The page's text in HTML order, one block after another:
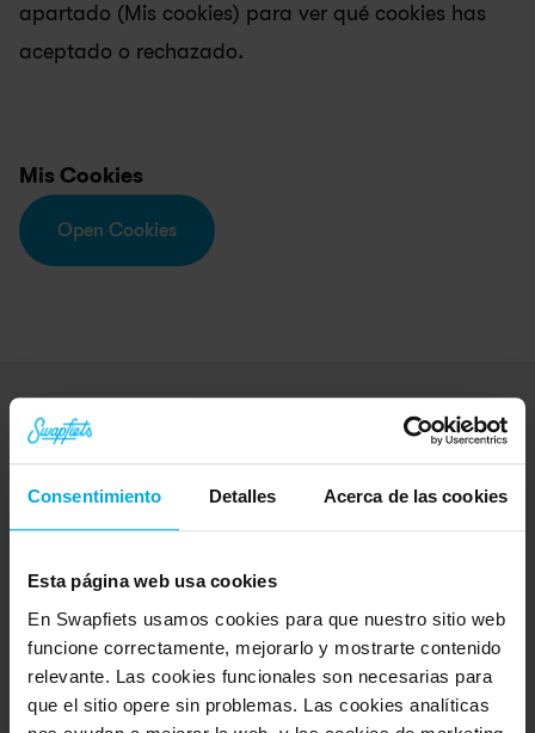
Consentimiento Detalles Acerca de las cookies
Esta página web usa cookies
En Swapfiets usamos cookies para que nuestro sitio web
funcione correctamente, mejorarlo y mostrarte contenido
relevante. Las cookies funcionales son necesarias para
que el sitio opere sin problemas. Las cookies analíticas
apartado (Mis cookies) para ver qué cookies has
aceptado o rechazado.
Mis Cookies
Open Cookies
Explorar
Bicis
Vuelta de prueba
Bonus de amigos
Cobertura antirrobo total
Cuenta
Centro de ayuda